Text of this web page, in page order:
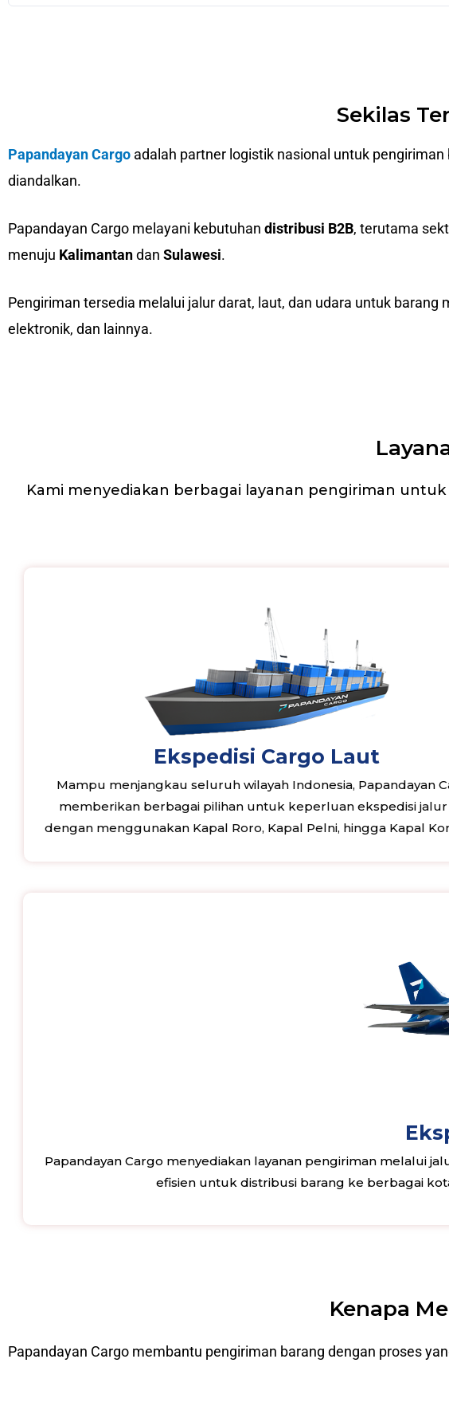
Sekilas
Papandayan Cargo adalah partner logistik nasional untuk
diandalkan.
Papandayan Cargo melayani kebutuhan distribusi B2B, terutama
menuju Kalimantandan Sulawesi.
Pengiriman tersedia melalui jalur darat, laut, dan udara untuk
elektronik, dan lainnya.
Kami menyediakan berbagai layanan pengiriman
Ekspedisi Cargo Laut
Mampu menjangkau seluruh wilayah Indonesia, Papandayan
memberikan berbagai pilihan untuk keperluan ekspedisi
dengan menggunakan Kapal Roro, Kapal Pelni, hingga Kapal
Papandayan Cargo menyediakan layanan pengiriman melalui
efisien untuk distribusi barang ke berbagai
Kenapa
Papandayan Cargo membantu pengiriman barang dengan proses